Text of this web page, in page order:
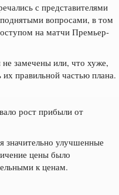
с представителями
вопросами, в том
на матчи Премьер-
замечены или, что хуже,
правильной частью плана.
рост прибыли от
значительно улучшенные
цены было
к ценам.